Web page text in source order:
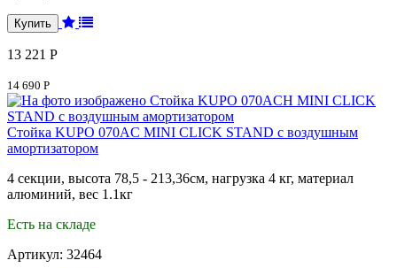
13 221 Р
14 690 Р
Стойка KUPO 070AC MINI CLICK STAND с воздушным
амортизатором
4 секции, высота 78,5 - 213,36см, нагрузка 4 кг, материал
алюминий, вес 1.1кг
Есть на складе
Артикул: 32464